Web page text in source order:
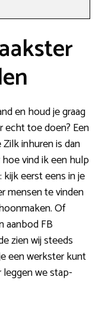
en houd je graag
echt toe doen? Een
inhuren is dan
vind ik een hulp
eerst eens in je
mensen te vinden
Of
aanbod FB
zien wij steeds
een werkster kunt
we stap-